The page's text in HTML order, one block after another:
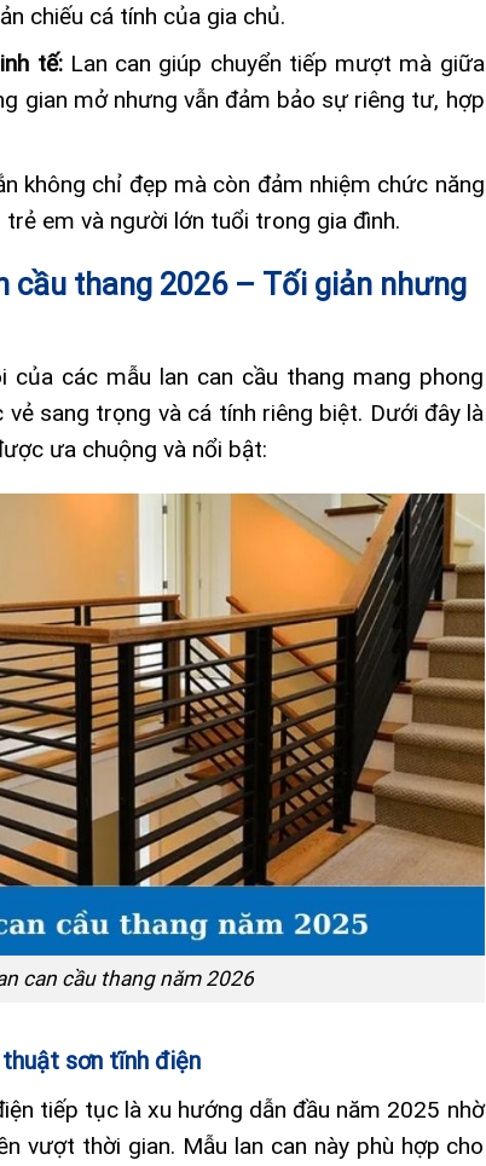
chiếu cá tính của gia chủ.
tế: Lan can giúp chuyển tiếp mượt mà giữa
gian mở nhưng vẫn đảm bảo sự riêng tư, hợp
không chỉ đẹp mà còn đảm nhiệm chức năng
em và người lớn tuổi trong gia đình.
cầu thang 2026 – Tối giản nhưng
của các mẫu lan can cầu thang mang phong
sang trọng và cá tính riêng biệt. Dưới đây là
ưa chuộng và nổi bật:
can cầu thang năm 2026
sơn tĩnh điện
tiếp tục là xu hướng dẫn đầu năm 2025 nhờ
vượt thời gian. Mẫu lan can này phù hợp cho